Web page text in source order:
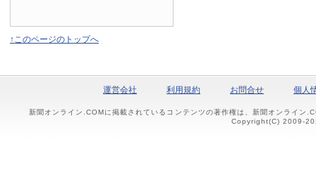
↑このページのトップへ
運営会社 利用規約 お問合せ 個人
新聞オンライン.COMに掲載されているコンテンツの著作権は、新聞オンライン
Copyright(C) 2009-